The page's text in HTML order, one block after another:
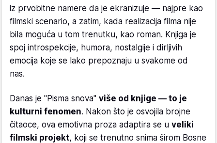
iz prvobitne namere da je ekranizuje — najpre kao
filmski scenario, a zatim, kada realizacija filma nije
bila moguća u tom trenutku, kao roman. Knjiga je
spoj introspekcije, humora, nostalgije i dirljivih
emocija koje se lako prepoznaju u svakome od
nas.
Danas je "Pisma snova" više od knjige — to je
kulturni fenomen. Nakon što je osvojila brojne
čitaoce, ova emotivna proza adaptira se u veliki
filmski projekt, koji se trenutno snima širom Bosne